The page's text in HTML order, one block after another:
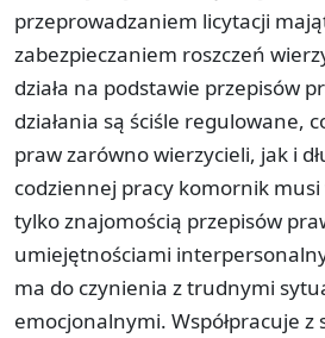
przeprowadzaniem licytacji
zabezpieczaniem roszczeń
działa na podstawie przepisów
działania są ściśle regulowane,
praw zarówno wierzycieli, jak i
codziennej pracy komornik musi
tylko znajomością przepisów
umiejętnościami
ma do czynienia z trudnymi
emocjonalnymi. Współpracuje z